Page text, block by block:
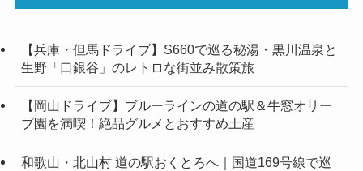
【兵庫・但馬ドライブ】S660で巡る秘湯・黒川温泉と
生野「口銀谷」のレトロな街並み散策旅
【岡山ドライブ】ブルーラインの道の駅＆牛窓オリー
ブ園を満喫！絶品グルメとおすすめ土産
和歌山・北山村 道の駅おくとろへ｜国道169号線で巡